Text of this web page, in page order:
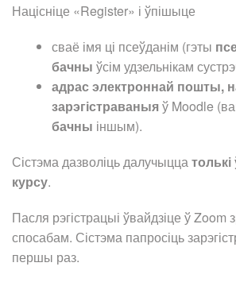
Націсніце «Register» і ўпішыце
сваё імя ці псеўданім (гэты
бачны ўсім удзельнікам
адрас электроннай пошты,
зарэгістраваныяў Moodle
бачны іншым).
Сістэма дазволіць далучыцца
курсу.
Пасля рэгістрацыі ўвайдзіце ў
спосабам. Сістэма папросіць
першы раз.